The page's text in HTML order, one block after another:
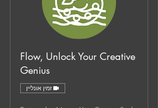
Flow, Unlock Your Creative
Genius
זמין אונליין